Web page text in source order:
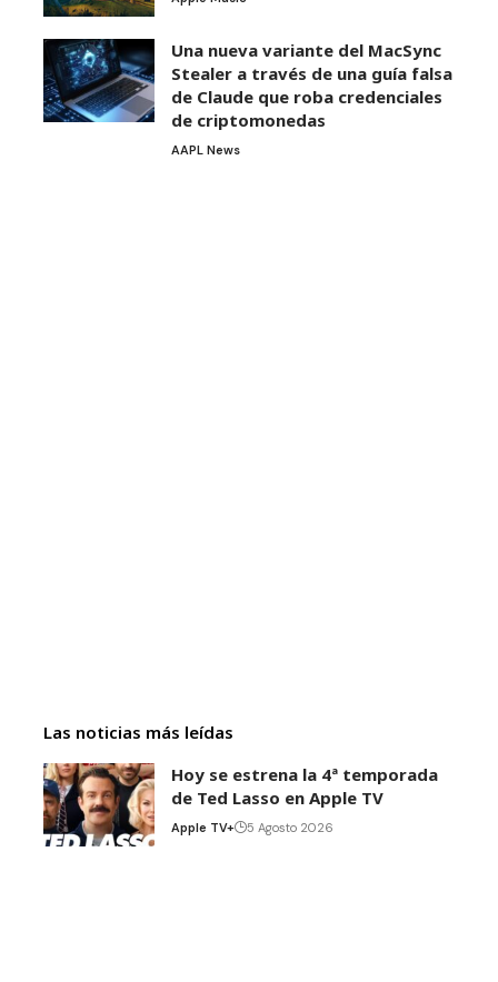
Una nueva variante del MacSync
Stealer a través de una guía falsa
de Claude que roba credenciales
de criptomonedas
AAPL News
Las noticias más leídas
Hoy se estrena la 4ª temporada
de Ted Lasso en Apple TV
Apple TV+ 5 Agosto 2026